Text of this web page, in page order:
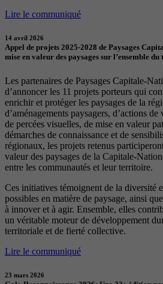
Lire le communiqué
14 avril 2026
Appel de projets 2025-2028 de Paysages
mise en valeur des paysages sur l’ensemble
Les partenaires de Paysages Capitale-
d’annoncer les 11 projets porteurs qui
enrichir et protéger les paysages de la
d’aménagements paysagers, d’actions
de percées visuelles, de mise en valeur
démarches de connaissance et de
régionaux, les projets retenus
valeur des paysages de la Capitale-
entre les communautés et leur territoire.
Ces initiatives témoignent de la diversité
possibles en matière de paysage, ainsi
à innover et à agir. Ensemble, elles
un véritable moteur de développement
territoriale et de fierté collective.
Lire le communiqué
23 mars 2026